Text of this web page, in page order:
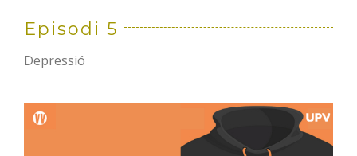
Episodi 5
Depressió